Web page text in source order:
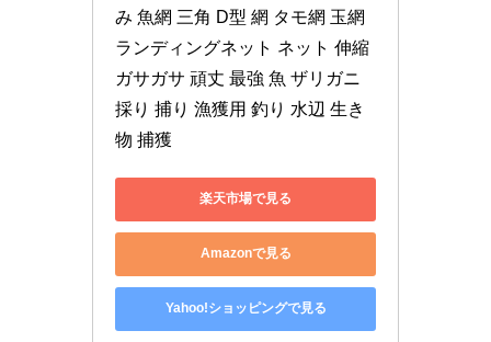
み 魚網 三角 D型 網 タモ網 玉網
ランディングネット ネット 伸縮
ガサガサ 頑丈 最強 魚 ザリガニ
採り 捕り 漁獲用 釣り 水辺 生き
物 捕獲
楽天市場で見る
Amazonで見る
Yahoo!ショッピングで見る